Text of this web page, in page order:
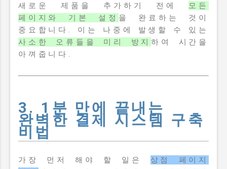
새로운 제품을 추가하기 전에 모든
페이지와 기본 설정 을 완료하는 것이
중요합니다. 이는 나중에 발생할 수 있는
사소한 오류들을 미리 방지하여 시간을
아껴줍니다.
3. 1분 만에 끝내는
완벽한 결제 시스템 구축
비법
가장 먼저 해야 할 일은 상점 페이지